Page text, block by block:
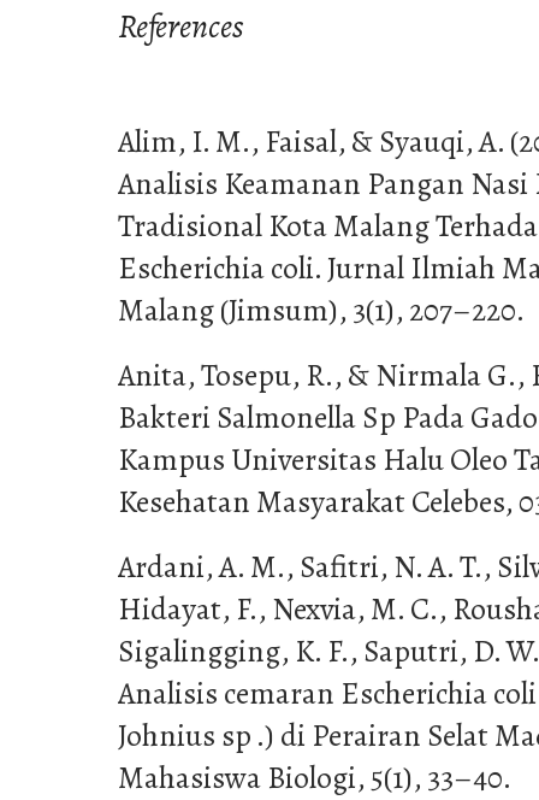
References
Alim, I. M., Faisal, & Syauqi, A.
Analisis Keamanan Pangan
Tradisional Kota Malang
Escherichia coli. Jurnal Ilmiah
Malang (Jimsum), 3(1), 207–220.
Anita, Tosepu, R., & Nirmala G.,
Bakteri Salmonella Sp Pada
Kampus Universitas Halu Oleo
Kesehatan Masyarakat Celebes,
Ardani, A. M., Safitri, N. A. T.,
Hidayat, F., Nexvia, M. C.,
Sigalingging, K. F., Saputri, D.
Analisis cemaran Escherichia
Johnius sp .) di Perairan Selat
Mahasiswa Biologi, 5(1), 33–40.